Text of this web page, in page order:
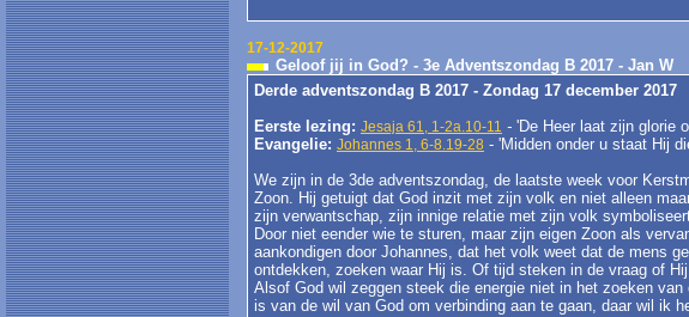
17-12-2017
Geloof jij in God? - 3e Adventszondag B 2017 - Jan W
Derde adventszondag B 2017 - Zondag 17 december 2017
Eerste lezing: Jesaja 61, 1-2a.10-11 - 'De Heer laat zijn glorie
Evangelie: Johannes 1, 6-8.19-28 - 'Midden onder u staat Hij
We zijn in de 3de adventszondag, de laatste week voor
Zoon. Hij getuigt dat God inzit met zijn volk en niet alleen
zijn verwantschap, zijn innige relatie met zijn volk
Door niet eender wie te sturen, maar zijn eigen Zoon als
aankondigen door Johannes, dat het volk weet dat de mens
ontdekken, zoeken waar Hij is. Of tijd steken in de vraag of
Alsof God wil zeggen steek die energie niet in het zoeken
is van de wil van God om verbinding aan te gaan, daar wil ik